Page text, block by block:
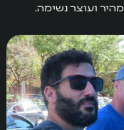
ועוצר נשימה.